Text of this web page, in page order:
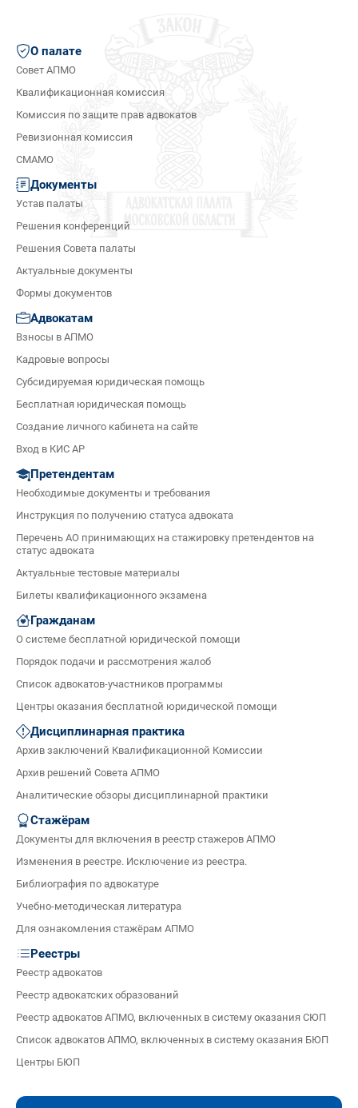
О палате
Совет АПМО
Квалификационная комиссия
Комиссия по защите прав адвокатов
Ревизионная комиссия
СМАМО
Документы
Устав палаты
Решения конференций
Решения Совета палаты
Актуальные документы
Формы документов
Адвокатам
Взносы в АПМО
Кадровые вопросы
Субсидируемая юридическая помощь
Бесплатная юридическая помощь
Создание личного кабинета на сайте
Вход в КИС АР
Претендентам
Необходимые документы и требования
Инструкция по получению статуса адвоката
Перечень АО принимающих на стажировку претендентов на
статус адвоката
Актуальные тестовые материалы
Билеты квалификационного экзамена
Гражданам
О системе бесплатной юридической помощи
Порядок подачи и рассмотрения жалоб
Список адвокатов-участников программы
Центры оказания бесплатной юридической помощи
Дисциплинарная практика
Архив заключений Квалификационной Комиссии
Архив решений Совета АПМО
Аналитические обзоры дисциплинарной практики
Стажёрам
Документы для включения в реестр стажеров АПМО
Изменения в реестре. Исключение из реестра.
Библиография по адвокатуре
Учебно-методическая литература
Для ознакомления стажёрам АПМО
Реестры
Реестр адвокатов
Реестр адвокатских образований
Реестр адвокатов АПМО, включенных в систему оказания СЮП
Список адвокатов АПМО, включенных в систему оказания БЮП
Центры БЮП